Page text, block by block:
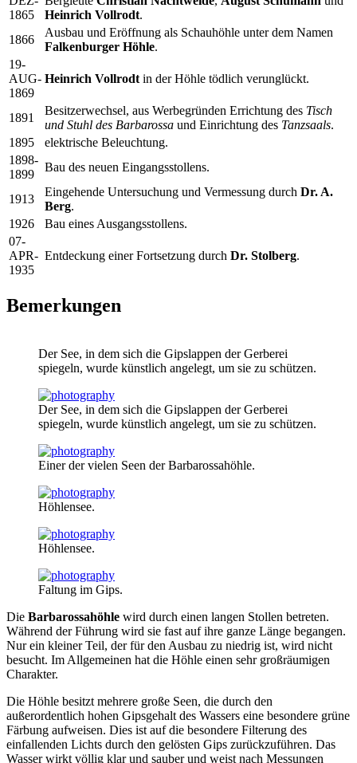
1865
Heinrich Vollrodt.
1866
Ausbau und Eröffnung als Schauhöhle unter dem Namen
Falkenburger Höhle.
19-
AUG-
1869
Heinrich Vollrodt in der Höhle tödlich verunglückt.
1891
Besitzerwechsel, aus Werbegründen Errichtung des Tisch
und Stuhl des Barbarossa und Einrichtung des Tanzsaals.
1895
elektrische Beleuchtung.
1898-
1899
Bau des neuen Eingangsstollens.
1913
Eingehende Untersuchung und Vermessung durch Dr. A.
Berg.
1926
Bau eines Ausgangsstollens.
07-
APR-
1935
Entdeckung einer Fortsetzung durch Dr. Stolberg.
Bemerkungen
Der See, in dem sich die Gipslappen der Gerberei
spiegeln, wurde künstlich angelegt, um sie zu schützen.
Der See, in dem sich die Gipslappen der Gerberei
spiegeln, wurde künstlich angelegt, um sie zu schützen.
Einer der vielen Seen der Barbarossahöhle.
Höhlensee.
Höhlensee.
Faltung im Gips.
Die Barbarossahöhle wird durch einen langen Stollen betreten.
Während der Führung wird sie fast auf ihre ganze Länge begangen.
Nur ein kleiner Teil, der für den Ausbau zu niedrig ist, wird nicht
besucht. Im Allgemeinen hat die Höhle einen sehr großräumigen
Charakter.
Die Höhle besitzt mehrere große Seen, die durch den
außerordentlich hohen Gipsgehalt des Wassers eine besondere grüne
Färbung aufweisen. Dies ist auf die besondere Filterung des
einfallenden Lichts durch den gelösten Gips zurückzuführen. Das
Wasser wirkt völlig klar und sauber und weist nach Messungen